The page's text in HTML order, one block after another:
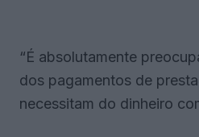
“É absolutamente
dos pagamentos de
necessitam do dinheiro